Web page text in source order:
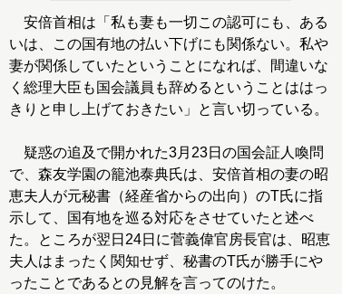
安倍首相は「私も妻も一切この認可にも、ある
いは、この国有地の払い下げにも関係ない。私や
妻が関係していたということになれば、間違いな
く総理大臣も国会議員も辞めるということははっ
きりと申し上げておきたい」と言い切っている。
疑惑の追及で開かれた3月23日の国会証人喚問
で、森友学園の籠池泰典氏は、安倍首相の妻の昭
恵夫人が元秘書（経産省からの出向）のT氏に指
示して、国有地を巡る対応をさせていたと述べ
た。ところが翌日24日に菅義偉官房長官は、昭恵
夫人はまったく関知せず、秘書のT氏が勝手にや
ったことであるとの見解を言ってのけた。